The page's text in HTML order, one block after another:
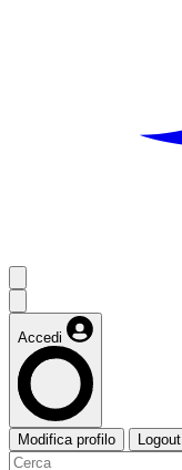
Accedi
Modifica profilo Logout